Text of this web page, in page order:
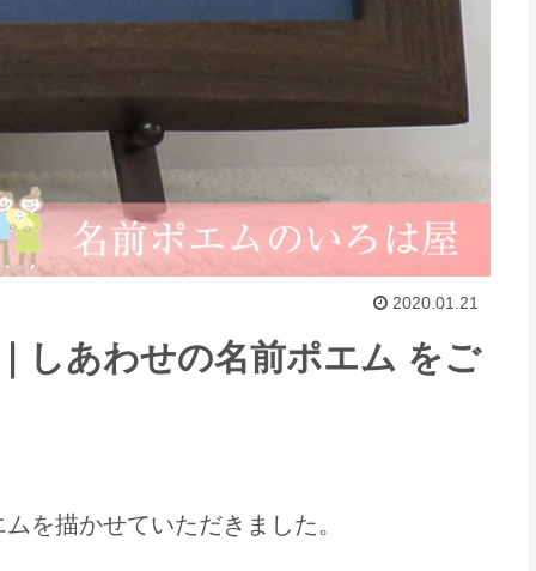
2020.01.21
しあわせの名前ポエム をご
を描かせていただきました。